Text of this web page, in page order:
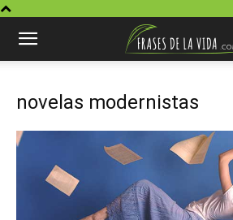
novelas modernistas